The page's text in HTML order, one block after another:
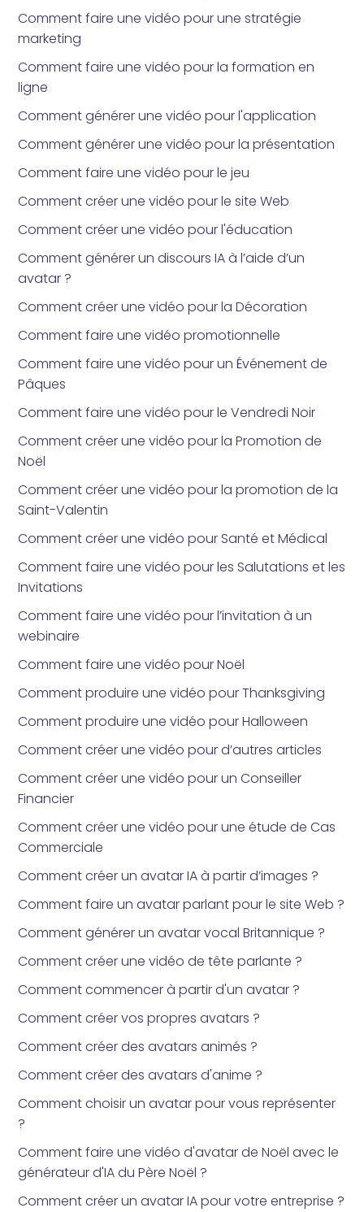
Comment faire une vidéo pour une stratégie
marketing
Comment faire une vidéo pour la formation en
ligne
Comment générer une vidéo pour l'application
Comment générer une vidéo pour la présentation
Comment faire une vidéo pour le jeu
Comment créer une vidéo pour le site Web
Comment créer une vidéo pour l'éducation
Comment générer un discours IA à l’aide d’un
avatar ?
Comment créer une vidéo pour la Décoration
Comment faire une vidéo promotionnelle
Comment faire une vidéo pour un Événement de
Pâques
Comment faire une vidéo pour le Vendredi Noir
Comment créer une vidéo pour la Promotion de
Noël
Comment créer une vidéo pour la promotion de la
Saint-Valentin
Comment créer une vidéo pour Santé et Médical
Comment faire une vidéo pour les Salutations et les
Invitations
Comment faire une vidéo pour l’invitation à un
webinaire
Comment faire une vidéo pour Noël
Comment produire une vidéo pour Thanksgiving
Comment produire une vidéo pour Halloween
Comment créer une vidéo pour d’autres articles
Comment créer une vidéo pour un Conseiller
Financier
Comment créer une vidéo pour une étude de Cas
Commerciale
Comment créer un avatar IA à partir d’images ?
Comment faire un avatar parlant pour le site Web ?
Comment générer un avatar vocal Britannique ?
Comment créer une vidéo de tête parlante ?
Comment commencer à partir d'un avatar ?
Comment créer vos propres avatars ?
Comment créer des avatars animés ?
Comment créer des avatars d'anime ?
Comment choisir un avatar pour vous représenter
?
Comment faire une vidéo d'avatar de Noël avec le
générateur d'IA du Père Noël ?
Comment créer un avatar IA pour votre entreprise ?